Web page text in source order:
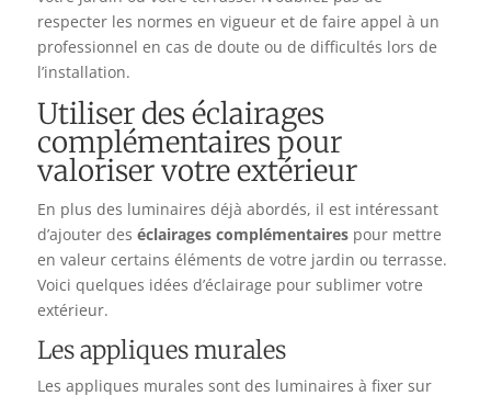
respecter les normes en vigueur et de faire appel à un
professionnel en cas de doute ou de difficultés lors de
l’installation.
Utiliser des éclairages
complémentaires pour
valoriser votre extérieur
En plus des luminaires déjà abordés, il est intéressant
d’ajouter des éclairages complémentairespour mettre
en valeur certains éléments de votre jardin ou terrasse.
Voici quelques idées d’éclairage pour sublimer votre
extérieur.
Les appliques murales
Les appliques murales sont des luminaires à fixer sur